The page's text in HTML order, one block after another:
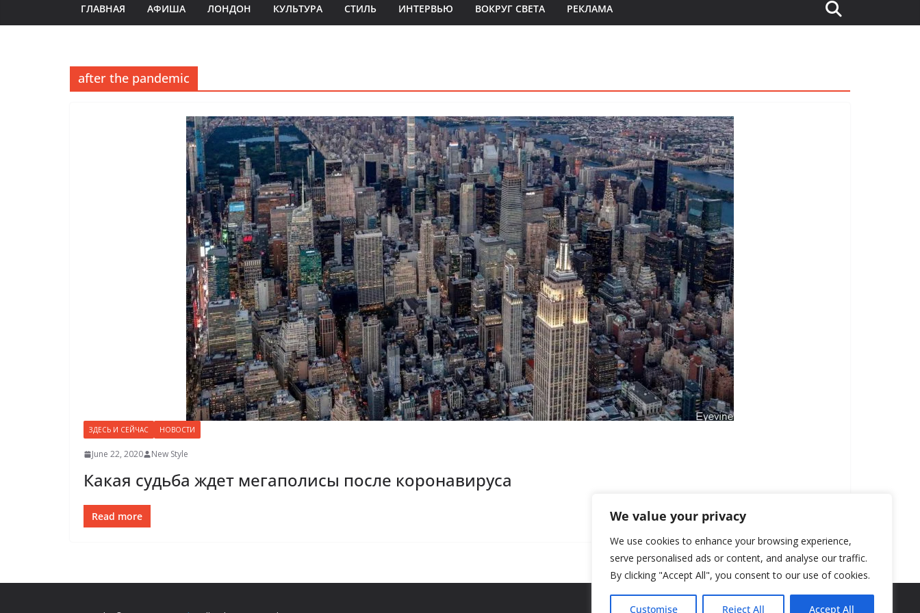
We value your privacy
We use cookies to enhance your browsing experience,
serve personalised ads or content, and analyse our traffic.
By clicking "Accept All", you consent to our use of cookies.
Customise Reject All Accept All
ГЛАВНАЯ АФИША ЛОНДОН КУЛЬТУРА СТИЛЬ ИНТЕРВЬЮ ВОКРУГ СВЕТА РЕКЛАМА
after the pandemic
ЗДЕСЬ И СЕЙЧАС НОВОСТИ
June 22, 2020 New Style
Какая судьба ждет мегаполисы после коронавируса
Read more